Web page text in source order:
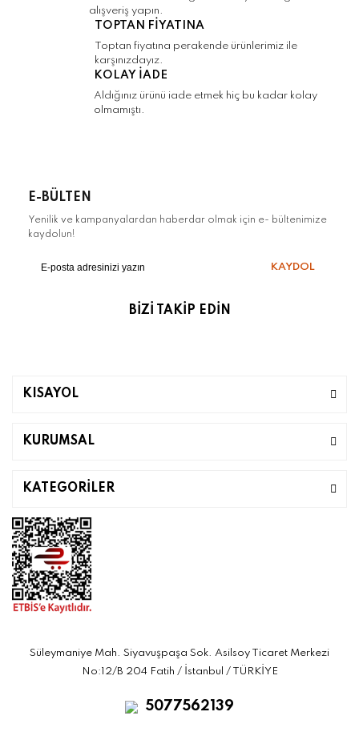
Gönder
alışveriş yapın.
TOPTAN FİYATINA
Toptan fiyatına perakende ürünlerimiz ile
karşınızdayız.
KOLAY İADE
Aldığınız ürünü iade etmek hiç bu kadar kolay
olmamıştı.
E-BÜLTEN
Yenilik ve kampanyalardan haberdar olmak için e- bültenimize
kaydolun!
KAYDOL
BİZİ TAKİP EDİN
KISAYOL
KURUMSAL
KATEGORİLER
Süleymaniye Mah. Siyavuşpaşa Sok. Asilsoy Ticaret Merkezi
No:12/B 204 Fatih / İstanbul / TÜRKİYE
5077562139